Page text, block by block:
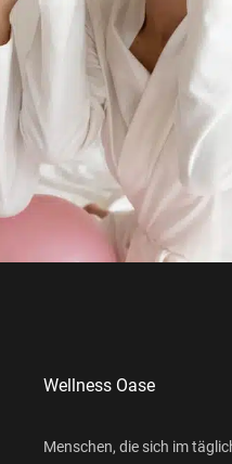
Wellness Oase
Menschen, die sich im